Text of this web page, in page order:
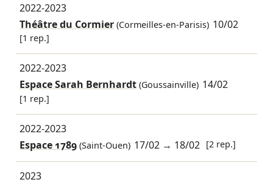
2022-2023
Théâtre du Cormier(Cormeilles-en-Parisis) 10/02
[1 rep.]
2022-2023
Espace Sarah Bernhardt(Goussainville) 14/02
[1 rep.]
2022-2023
Espace 1789(Saint-Ouen) 17/02 → 18/02 [2 rep.]
2023